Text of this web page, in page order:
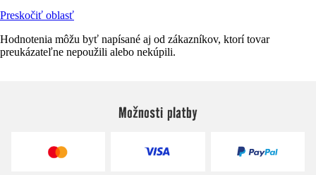
Preskočiť oblasť
Hodnotenia môžu byť napísané aj od zákazníkov, ktorí tovar
preukázateľne nepoužili alebo nekúpili.
Možnosti platby